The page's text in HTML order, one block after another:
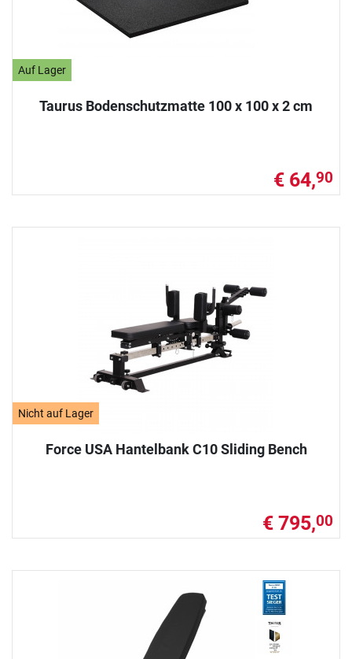
Auf Lager
Taurus Bodenschutzmatte 100 x 100 x 2 cm
€ 64,90
Nicht auf Lager
Force USA Hantelbank C10 Sliding Bench
€ 795,00